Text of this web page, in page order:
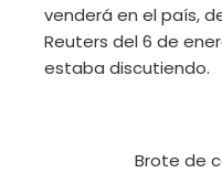
venderá en el país,
Reuters del 6 de
estaba discutiendo.
Brote de